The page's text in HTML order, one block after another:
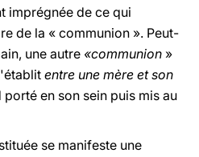
imprégnée de ce qui
de la « communion ». Peut-
une autre «communion »
entre une mère et son
en son sein puis mis au
se manifeste une